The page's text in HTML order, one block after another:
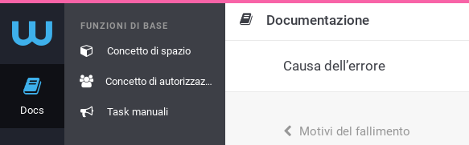
Docs
FUNZIONI DI BASE
Concetto di spazio
Concetto di autorizzazione
Task manuali
Documentazione
Causa dell’errore
Motivi del fallimento